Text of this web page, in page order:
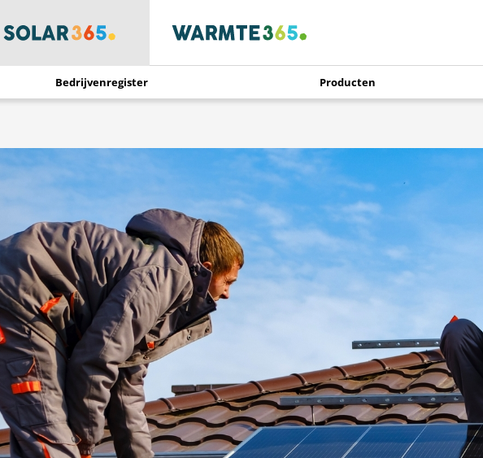
Bedrijvenregister Producten